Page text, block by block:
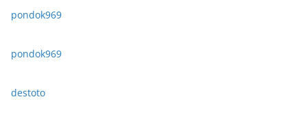
pondok969
pondok969
destoto